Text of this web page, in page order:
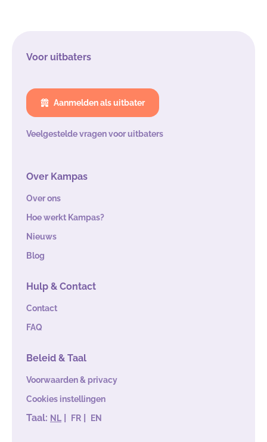
Voor uitbaters
Aanmelden als uitbater
Veelgestelde vragen voor uitbaters
Over Kampas
Over ons
Hoe werkt Kampas?
Nieuws
Blog
Hulp & Contact
Contact
FAQ
Beleid & Taal
Voorwaarden & privacy
Cookies instellingen
Taal: NL | FR | EN